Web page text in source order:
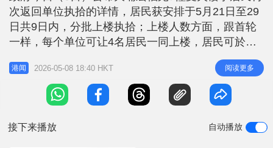
n
n
r
e
次返回单位执拾的详情，居民获安排于5月21日至29
日共9日内，分批上楼执拾；上楼人数方面，跟首轮
一样，每个单位可让4名居民一同上楼，居民可於单
位内逗留3小时及不限上落次数。有居民早前表示不
够时间收拾，为何要维持4人上楼、逗留3小时？消息
人士向《星岛头条》表示，维持上楼限制是合理且必
要的安排，第一现场是灾场，有潜在安全风险，安排
港闻 2026-05-08 18:40 HKT 阅读更多
接下来播放 自动播放